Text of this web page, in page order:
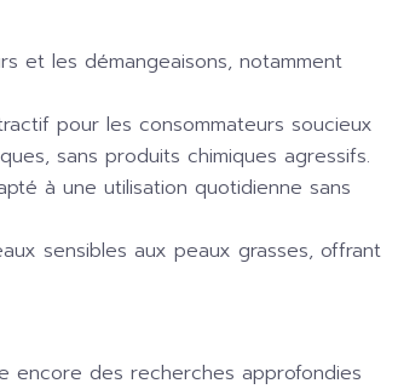
et les démangeaisons, notamment
pour les consommateurs soucieux
sans produits chimiques agressifs.
à une utilisation quotidienne sans
sensibles aux peaux grasses, offrant
encore des recherches approfondies